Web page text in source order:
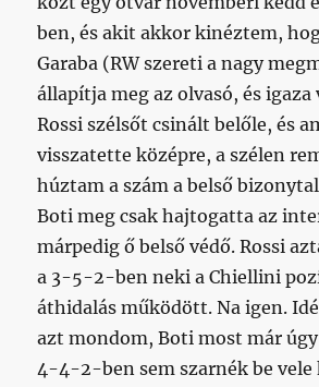
ben, és akit akkor kinéztem,
Garaba (RW szereti a nagy
állapítja meg az olvasó, és igaza
Rossi szélsőt csinált belőle, és
visszatette középre, a szélen
húztam a szám a belső
Boti meg csak hajtogatta az
márpedig ő belső védő. Rossi
a 3-5-2-ben neki a Chiellini
áthidalás működött. Na igen.
azt mondom, Boti most már
4-4-2-ben sem szarnék be vele